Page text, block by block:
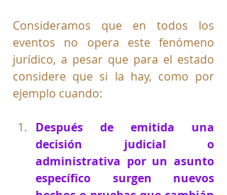
Consideramos que en todos los
eventos no opera este fenómeno
jurídico, a pesar que para el estado
considere que si la hay, como por
ejemplo cuando:
Después de emitida una
decisión judicial o
administrativa por un asunto
específico surgen nuevos